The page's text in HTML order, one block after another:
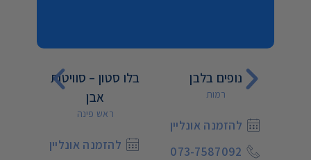
נופים בלבן
רמות
להזמנה אונליין
073-7587092
בלו סטון – סוויטות
אבן
ראש פינה
להזמנה אונליין